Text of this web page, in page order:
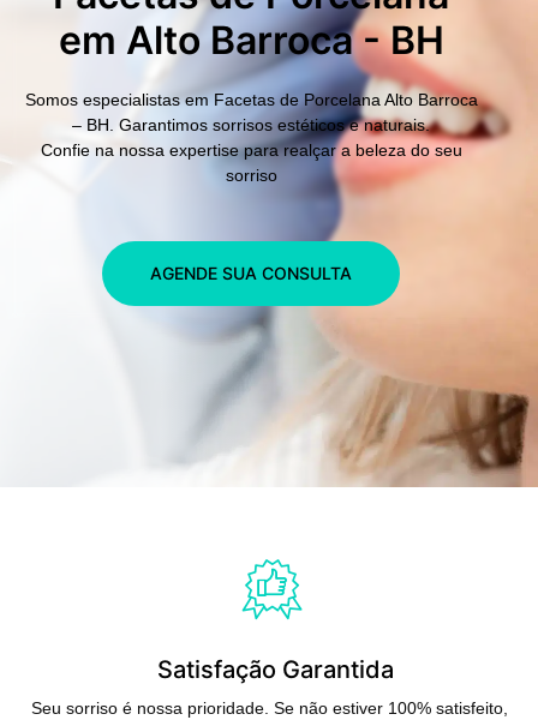
em Alto Barroca - BH
Somos especialistas em Facetas de Porcelana Alto Barroca
– BH. Garantimos sorrisos estéticos e naturais.
Confie na nossa expertise para realçar a beleza do seu
sorriso
AGENDE SUA CONSULTA
Satisfação Garantida
Seu sorriso é nossa prioridade. Se não estiver 100% satisfeito,